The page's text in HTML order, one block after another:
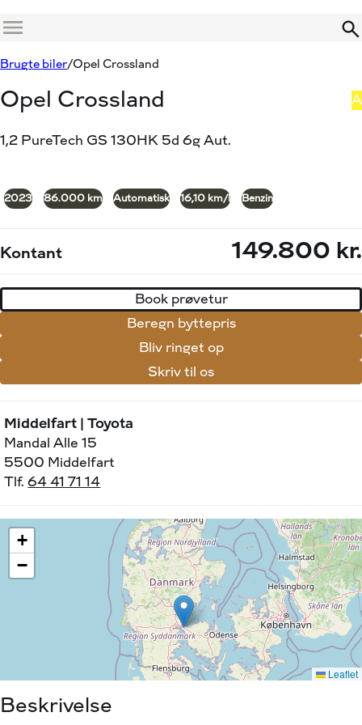
Menu
Brugte biler Opel Crossland
Opel Crossland
1,2 PureTech GS 130HK 5d 6g Aut.
A
2023 86.000 km Automatisk 16,10 km/l Benzin
Kontant 149.800 kr.
Book prøvetur
Beregn byttepris
Bliv ringet op
Skriv til os
Middelfart | Toyota
Mandal Alle 15
5500 Middelfart
Tlf.64 41 71 14
Beskrivelse